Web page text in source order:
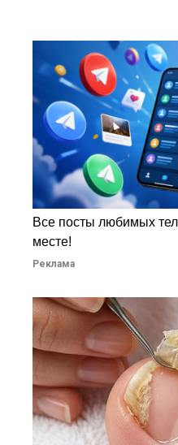
Все посты любимых
месте!
Реклама